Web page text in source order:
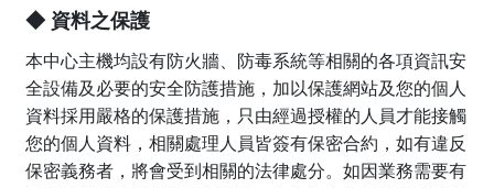
◆ 資料之保護
本中心主機均設有防火牆、防毒系統等相關的各項資訊安
全設備及必要的安全防護措施，加以保護網站及您的個人
資料採用嚴格的保護措施，只由經過授權的人員才能接觸
您的個人資料，相關處理人員皆簽有保密合約，如有違反
保密義務者，將會受到相關的法律處分。如因業務需要有